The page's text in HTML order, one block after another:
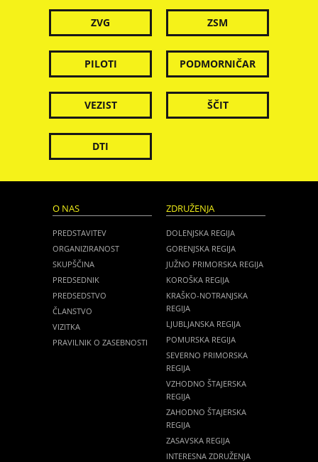
ZVG ZSM
PILOTI PODMORNIČAR
VEZIST ŠČIT
DTI
O NAS
PREDSTAVITEV
ORGANIZIRANOST
SKUPŠČINA
PREDSEDNIK
PREDSEDSTVO
ČLANSTVO
VIZITKA
PRAVILNIK O ZASEBNOSTI
ZDRUŽENJA
DOLENJSKA REGIJA
GORENJSKA REGIJA
JUŽNO PRIMORSKA REGIJA
KOROŠKA REGIJA
KRAŠKO-NOTRANJSKA
REGIJA
LJUBLJANSKA REGIJA
POMURSKA REGIJA
SEVERNO PRIMORSKA
REGIJA
VZHODNO ŠTAJERSKA
REGIJA
ZAHODNO ŠTAJERSKA
REGIJA
ZASAVSKA REGIJA
INTERESNA ZDRUŽENJA